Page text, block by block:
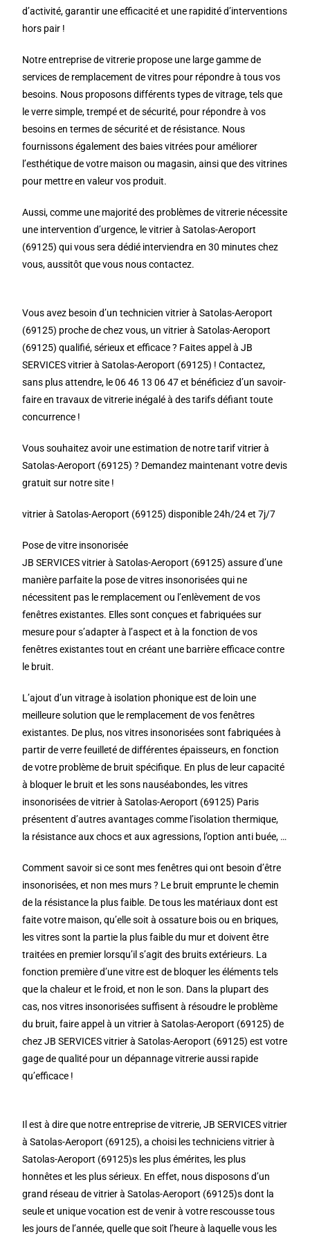
d’activité, garantir une efficacité et une rapidité d’interventions
hors pair !
Notre entreprise de vitrerie propose une large gamme de
services de remplacement de vitres pour répondre à tous vos
besoins. Nous proposons différents types de vitrage, tels que
le verre simple, trempé et de sécurité, pour répondre à vos
besoins en termes de sécurité et de résistance. Nous
fournissons également des baies vitrées pour améliorer
l’esthétique de votre maison ou magasin, ainsi que des vitrines
pour mettre en valeur vos produit.
Aussi, comme une majorité des problèmes de vitrerie nécessite
une intervention d’urgence, le vitrier à Satolas-Aeroport
(69125) qui vous sera dédié interviendra en 30 minutes chez
vous, aussitôt que vous nous contactez.
Vous avez besoin d’un technicien vitrier à Satolas-Aeroport
(69125) proche de chez vous, un vitrier à Satolas-Aeroport
(69125) qualifié, sérieux et efficace ? Faites appel à JB
SERVICES vitrier à Satolas-Aeroport (69125) ! Contactez,
sans plus attendre, le 06 46 13 06 47 et bénéficiez d’un savoir-
faire en travaux de vitrerie inégalé à des tarifs défiant toute
concurrence !
Vous souhaitez avoir une estimation de notre tarif vitrier à
Satolas-Aeroport (69125) ? Demandez maintenant votre devis
gratuit sur notre site !
vitrier à Satolas-Aeroport (69125) disponible 24h/24 et 7j/7
Pose de vitre insonorisée
JB SERVICES vitrier à Satolas-Aeroport (69125) assure d’une
manière parfaite la pose de vitres insonorisées qui ne
nécessitent pas le remplacement ou l’enlèvement de vos
fenêtres existantes. Elles sont conçues et fabriquées sur
mesure pour s’adapter à l’aspect et à la fonction de vos
fenêtres existantes tout en créant une barrière efficace contre
le bruit.
L’ajout d’un vitrage à isolation phonique est de loin une
meilleure solution que le remplacement de vos fenêtres
existantes. De plus, nos vitres insonorisées sont fabriquées à
partir de verre feuilleté de différentes épaisseurs, en fonction
de votre problème de bruit spécifique. En plus de leur capacité
à bloquer le bruit et les sons nauséabondes, les vitres
insonorisées de vitrier à Satolas-Aeroport (69125) Paris
présentent d’autres avantages comme l’isolation thermique,
la résistance aux chocs et aux agressions, l’option anti buée, …
Comment savoir si ce sont mes fenêtres qui ont besoin d’être
insonorisées, et non mes murs ? Le bruit emprunte le chemin
de la résistance la plus faible. De tous les matériaux dont est
faite votre maison, qu’elle soit à ossature bois ou en briques,
les vitres sont la partie la plus faible du mur et doivent être
traitées en premier lorsqu’il s’agit des bruits extérieurs. La
fonction première d’une vitre est de bloquer les éléments tels
que la chaleur et le froid, et non le son. Dans la plupart des
cas, nos vitres insonorisées suffisent à résoudre le problème
du bruit, faire appel à un vitrier à Satolas-Aeroport (69125) de
chez JB SERVICES vitrier à Satolas-Aeroport (69125) est votre
gage de qualité pour un dépannage vitrerie aussi rapide
qu’efficace !
Il est à dire que notre entreprise de vitrerie, JB SERVICES vitrier
à Satolas-Aeroport (69125), a choisi les techniciens vitrier à
Satolas-Aeroport (69125)s les plus émérites, les plus
honnêtes et les plus sérieux. En effet, nous disposons d’un
grand réseau de vitrier à Satolas-Aeroport (69125)s dont la
seule et unique vocation est de venir à votre rescousse tous
les jours de l’année, quelle que soit l’heure à laquelle vous les